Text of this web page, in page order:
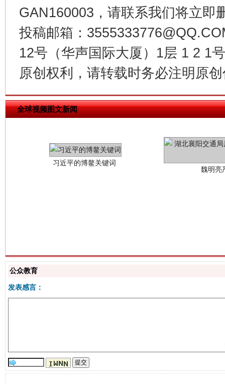
GAN160003，请联系我们将立即
投稿邮箱：
12号（华声国际大厦）1层 1 2 1
原创权利，请转载时务必注明原
全球视频图文新闻
揭批美国五大"原罪" "炒
公众教育
发表感言：